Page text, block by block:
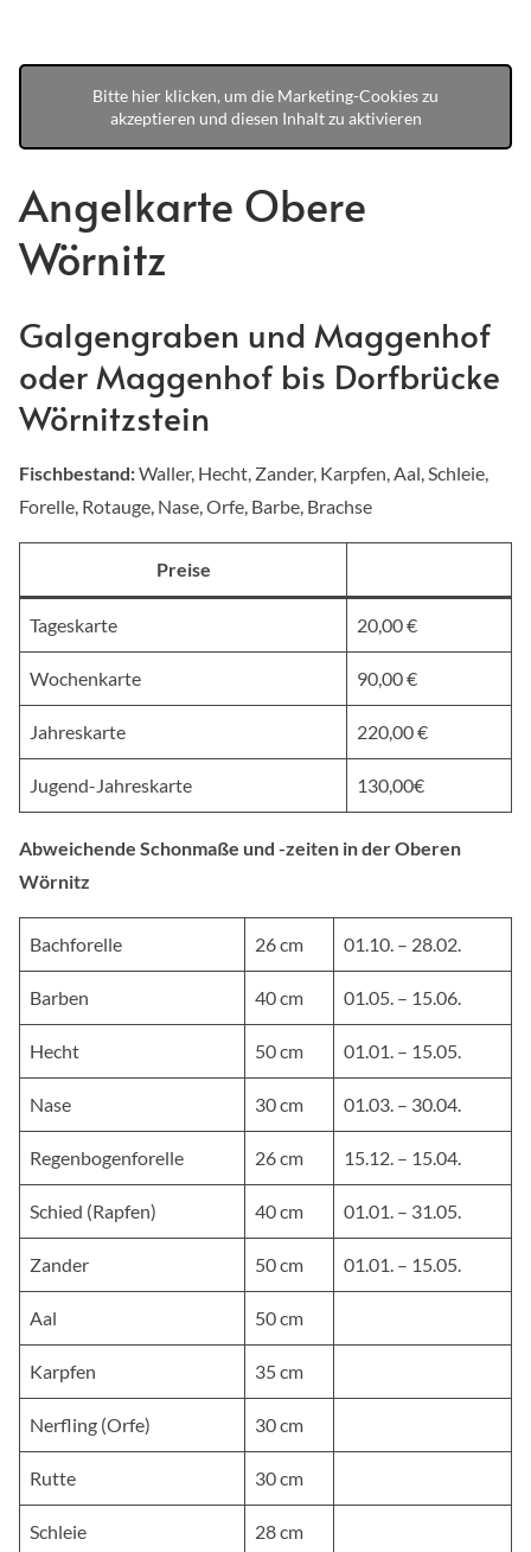
Bitte hier klicken, um die Marketing-Cookies zu
akzeptieren und diesen Inhalt zu aktivieren
Angelkarte Obere
Wörnitz
Galgengraben und Maggenhof
oder Maggenhof bis Dorfbrücke
Wörnitzstein
Fischbestand:Waller, Hecht, Zander, Karpfen, Aal, Schleie,
Forelle, Rotauge, Nase, Orfe, Barbe, Brachse
Preise
Tageskarte 20,00 €
Wochenkarte 90,00 €
Jahreskarte 220,00 €
Jugend-Jahreskarte 130,00€
Abweichende Schonmaße und -zeiten in der Oberen
Wörnitz
Bachforelle 26 cm 01.10. – 28.02.
Barben 40 cm 01.05. – 15.06.
Hecht 50 cm 01.01. – 15.05.
Nase 30 cm 01.03. – 30.04.
Regenbogenforelle 26 cm 15.12. – 15.04.
Schied (Rapfen) 40 cm 01.01. – 31.05.
Zander 50 cm 01.01. – 15.05.
Aal 50 cm
Karpfen 35 cm
Nerfling (Orfe) 30 cm
Rutte 30 cm
Schleie 28 cm